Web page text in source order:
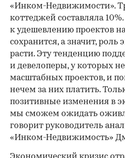
«Инком-Недвижимости».
коттеджей составляла
к удешевлению проектов
сохранится, а значит, роль
расти. Эту тенденцию
и девелоперы, у которых
масштабных проектов, и
нечем за них платить.
позитивные изменения в
мы сможем ожидать
говорит руководитель
«Инком-Недвижимость»